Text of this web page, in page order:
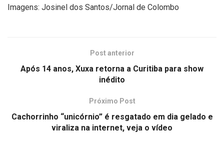
Imagens: Josinel dos Santos/Jornal de Colombo
Post anterior
Após 14 anos, Xuxa retorna a Curitiba para show
inédito
Próximo Post
Cachorrinho “unicórnio” é resgatado em dia gelado e
viraliza na internet, veja o vídeo